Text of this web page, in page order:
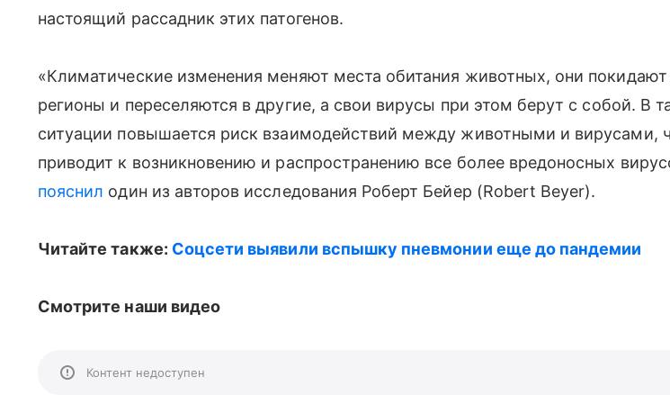
настоящий рассадник этих патогенов.
«Климатические изменения меняют места обитания животных, они
регионы и переселяются в другие, а свои вирусы при этом берут с собой. В
ситуации повышается риск взаимодействий между животными и вирусами,
приводит к возникновению и распространению все более вредоносных
пояснил один из авторов исследования Роберт Бейер (Robert Beyer).
Читайте также: Соцсети выявили вспышку пневмонии еще до пандемии
Смотрите наши видео
Контент недоступен